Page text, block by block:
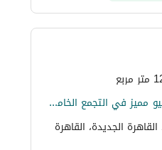
شقه للبيع في كمبوند تاج سيتي بفيو مميز في التجمع الخامس بالقرب من الجولدن اسكوير والجامعه الامريكيه بخصم كاش 50% | Taj city
الجديدة، القاهرة